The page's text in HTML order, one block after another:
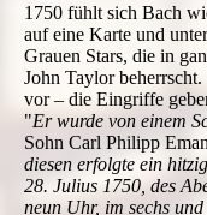
1750 fühlt sich Bach
auf eine Karte und
Grauen Stars, die in
John Taylorbeherrscht.
vor – die Eingriffe
"Er wurde von einem
Sohn Carl Philipp
diesen erfolgte ein
28. Julius 1750, des
neun Uhr, im sechs